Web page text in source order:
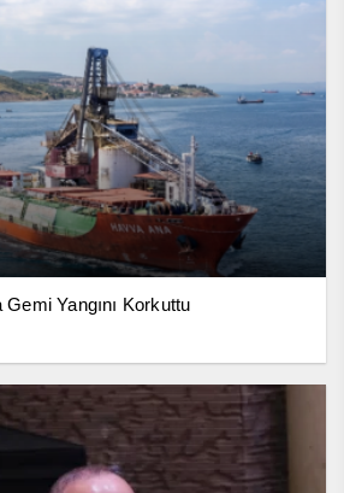
Gemi Yangını Korkuttu